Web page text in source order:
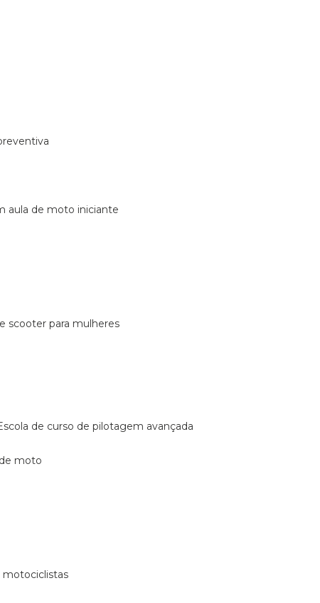
aula de moto iniciante
scooter para mulheres
escola de curso de pilotagem avançada
moto
motociclistas